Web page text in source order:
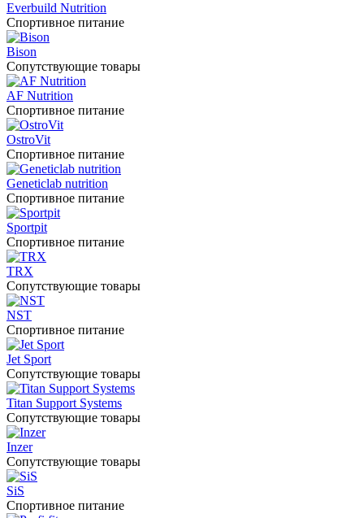
Everbuild Nutrition
Спортивное питание
Bison
Сопутствующие товары
AF Nutrition
Спортивное питание
OstroVit
Спортивное питание
Geneticlab nutrition
Спортивное питание
Sportpit
Спортивное питание
TRX
Сопутствующие товары
NST
Спортивное питание
Jet Sport
Сопутствующие товары
Titan Support Systems
Сопутствующие товары
Inzer
Сопутствующие товары
SiS
Спортивное питание